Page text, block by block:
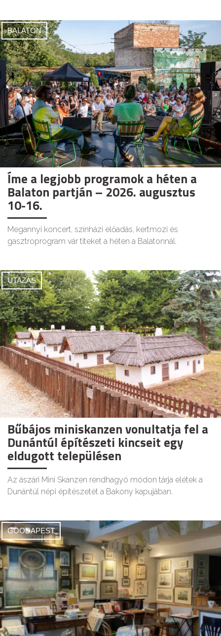
BALATON
Íme a legjobb programok a héten a
Balaton partján – 2026. augusztus
10-16.
Megannyi koncert, színházi előadás, kertmozi és
gasztroprogram vár titeket a héten a Balatonnál.
UTAZÁS
Bűbájos miniskanzen vonultatja fel a
Dunántúl építészeti kincseit egy
eldugott településen
Az ászári Mini Skanzen rendhagyó módon tárja elétek a
Dunántúl népi építészetét a Bakony kapujában.
GOODAPEST